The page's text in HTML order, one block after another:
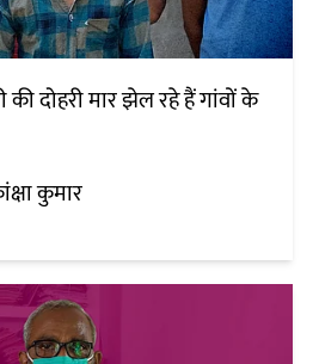
की दोहरी मार झेल रहे हैं गांवों के
कुमार